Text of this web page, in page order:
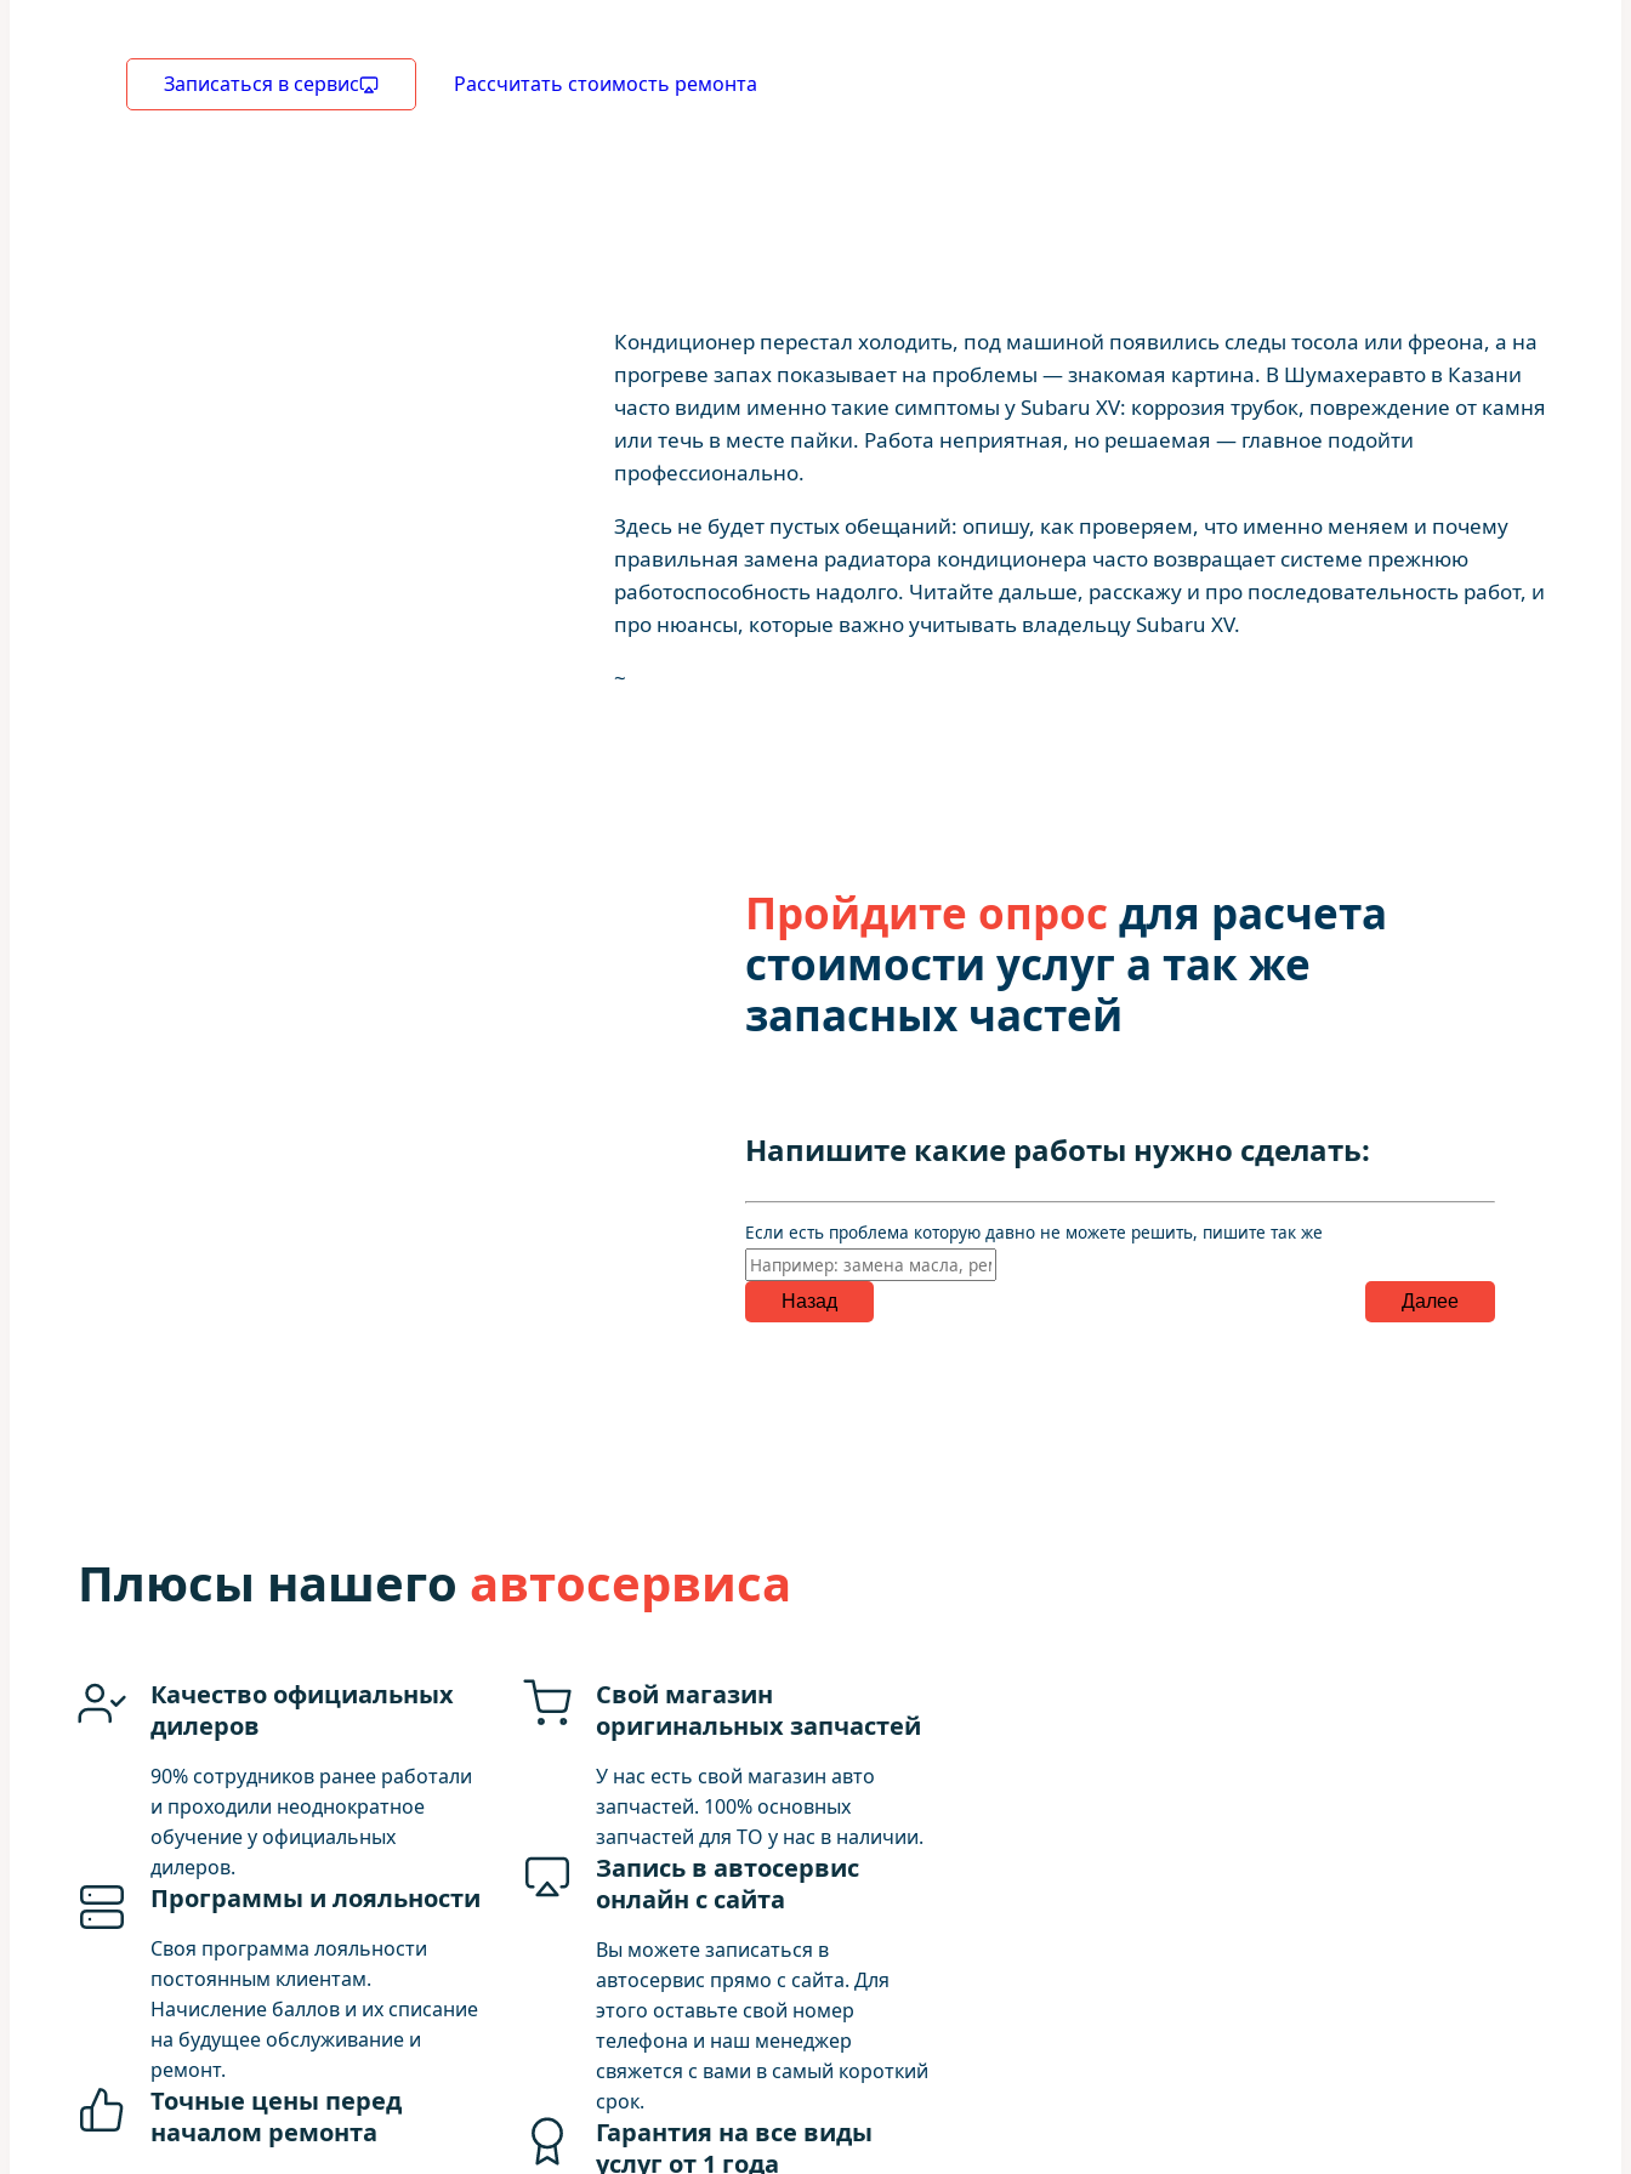
Записаться в сервис Рассчитать стоимость ремонта
Кондиционер перестал холодить, под машиной появились следы тосола или фреона, а на
прогреве запах показывает на проблемы — знакомая картина. В Шумахеравто в Казани
часто видим именно такие симптомы у Subaru XV: коррозия трубок, повреждение от камня
или течь в месте пайки. Работа неприятная, но решаемая — главное подойти
профессионально.
Здесь не будет пустых обещаний: опишу, как проверяем, что именно меняем и почему
правильная замена радиатора кондиционера часто возвращает системе прежнюю
работоспособность надолго. Читайте дальше, расскажу и про последовательность работ, и
про нюансы, которые важно учитывать владельцу Subaru XV.
~
Пройдите опрос для расчета
стоимости услуг а так же
запасных частей
Напишите какие работы нужно сделать:
Если есть проблема которую давно не можете решить, пишите так же
Назад Далее
Плюсы нашего автосервиса
Качество официальных
дилеров
90% сотрудников ранее работали
и проходили неоднократное
обучение у официальных
дилеров.
Программы и лояльности
Своя программа лояльности
постоянным клиентам.
Начисление баллов и их списание
на будущее обслуживание и
ремонт.
Точные цены перед
началом ремонта
Свой магазин
оригинальных запчастей
У нас есть свой магазин авто
запчастей. 100% основных
запчастей для ТО у нас в наличии.
Запись в автосервис
онлайн с сайта
Вы можете записаться в
автосервис прямо с сайта. Для
этого оставьте свой номер
телефона и наш менеджер
свяжется с вами в самый короткий
срок.
Гарантия на все виды
услуг от 1 года